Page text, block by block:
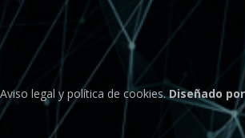
Aviso legal y política de cookies.Diseñado